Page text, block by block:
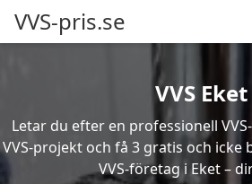
VVS-pris.se
VVS Eket
Letar du efter en professionell
VVS-projekt och få 3 gratis och
VVS-företag i Eket –